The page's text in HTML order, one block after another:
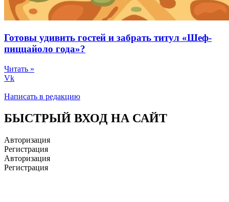
Готовы удивить гостей и забрать титул «Шеф-
пиццайоло года»?
Читать »
Vk
Написать в редакцию
БЫСТРЫЙ ВХОД НА САЙТ
Авторизация
Регистрация
Авторизация
Регистрация